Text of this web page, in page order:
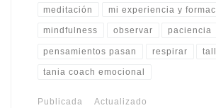
meditación mi experiencia y
mindfulness observar paciencia
pensamientos pasan respirar
tania coach emocional
Publicada Actualizado